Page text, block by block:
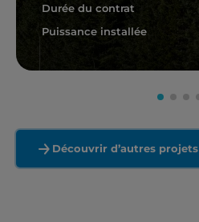
Durée du contrat
Puissance installée
En savoir plus
Découvrir d’autres projets